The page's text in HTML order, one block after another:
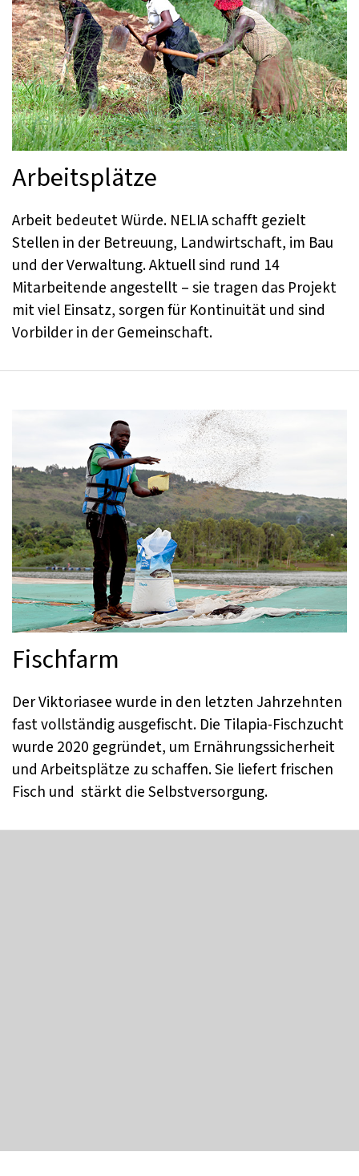
Arbeitsplätze
Arbeit bedeutet Würde. NELIA schafft gezielt
Stellen in der Betreuung, Landwirtschaft, im Bau
und der Verwaltung. Aktuell sind rund 14
Mitarbeitende angestellt – sie tragen das Projekt
mit viel Einsatz, sorgen für Kontinuität und sind
Vorbilder in der Gemeinschaft.
Fischfarm
Der Viktoriasee wurde in den letzten Jahrzehnten
fast vollständig ausgefischt. Die Tilapia-Fischzucht
wurde 2020 gegründet, um Ernährungssicherheit
und Arbeitsplätze zu schaffen. Sie liefert frischen
Fisch und stärkt die Selbstversorgung.